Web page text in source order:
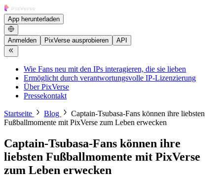
App herunterladen
Anmelden PixVerse ausprobieren API
Wie Fans neu mit den IPs interagieren, die sie lieben
Ermöglicht durch verantwortungsvolle IP-Lizenzierung
Über PixVerse
Pressekontakt
Startseite Blog
Captain-Tsubasa-Fans können ihre liebsten
Fußballmomente mit PixVerse zum Leben erwecken
Captain-Tsubasa-Fans können ihre
liebsten Fußballmomente mit PixVerse
zum Leben erwecken